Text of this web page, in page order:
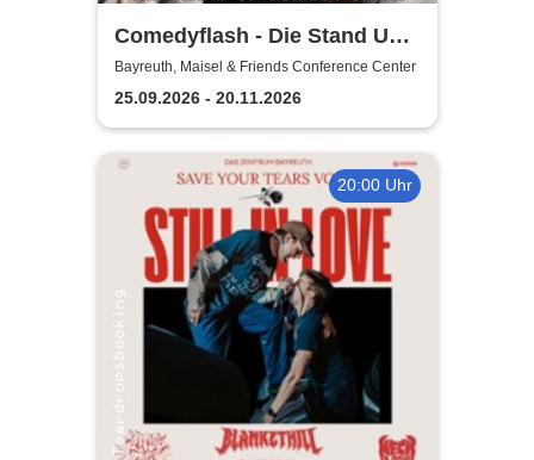
Comedyflash - Die Stand Up
Comedy Show
Bayreuth, Maisel & Friends Conference Center
25.09.2026 - 20.11.2026
20:00 Uhr